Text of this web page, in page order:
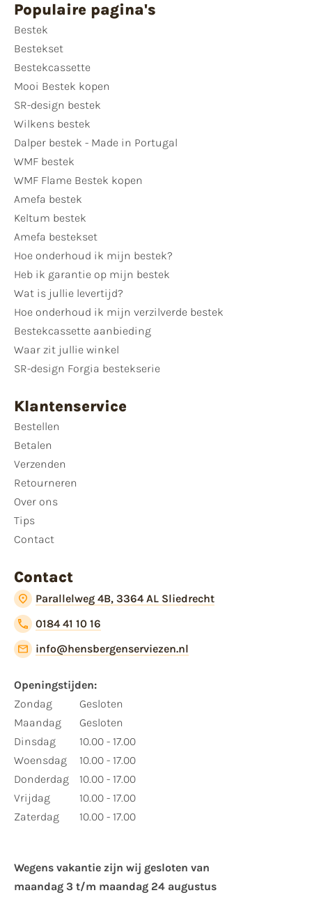
Populaire pagina's
Bestek
Bestekset
Bestekcassette
Mooi Bestek kopen
SR-design bestek
Wilkens bestek
Dalper bestek - Made in Portugal
WMF bestek
WMF Flame Bestek kopen
Amefa bestek
Keltum bestek
Amefa bestekset
Hoe onderhoud ik mijn bestek?
Heb ik garantie op mijn bestek
Wat is jullie levertijd?
Hoe onderhoud ik mijn verzilverde bestek
Bestekcassette aanbieding
Waar zit jullie winkel
SR-design Forgia bestekserie
Klantenservice
Bestellen
Betalen
Verzenden
Retourneren
Over ons
Tips
Contact
Contact
Parallelweg 4B, 3364 AL Sliedrecht
0184 41 10 16
info@hensbergenserviezen.nl
Openingstijden:
Zondag
Maandag
Dinsdag
Woensdag
Donderdag
Vrijdag
Zaterdag
Gesloten
Gesloten
10.00 - 17.00
10.00 - 17.00
10.00 - 17.00
10.00 - 17.00
10.00 - 17.00
Wegens vakantie zijn wij gesloten van ​
maandag 3 t/m maandag 24 augustus